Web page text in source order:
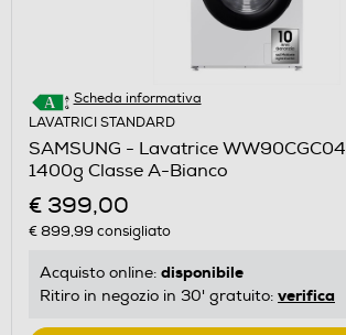
Scheda informativa
LAVATRICI STANDARD
SAMSUNG - Lavatrice
1400g Classe A-Bianco
€ 399,00
€ 899,99 consigliato
Acquisto online: disponibile
Ritiro in negozio in 30' gratuito: verifica